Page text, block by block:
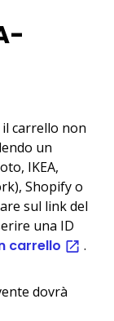
carrello non
un
IKEA,
Shopify o
sul link del
una ID
carrello .
dovrà